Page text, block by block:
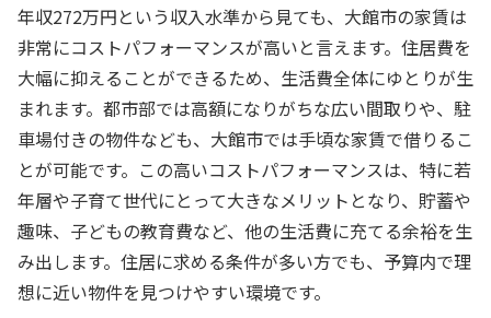
年収272万円という収入水準から見ても、大館市の家賃は
非常にコストパフォーマンスが高いと言えます。住居費を
大幅に抑えることができるため、生活費全体にゆとりが生
まれます。都市部では高額になりがちな広い間取りや、駐
車場付きの物件なども、大館市では手頃な家賃で借りるこ
とが可能です。この高いコストパフォーマンスは、特に若
年層や子育て世代にとって大きなメリットとなり、貯蓄や
趣味、子どもの教育費など、他の生活費に充てる余裕を生
み出します。住居に求める条件が多い方でも、予算内で理
想に近い物件を見つけやすい環境です。